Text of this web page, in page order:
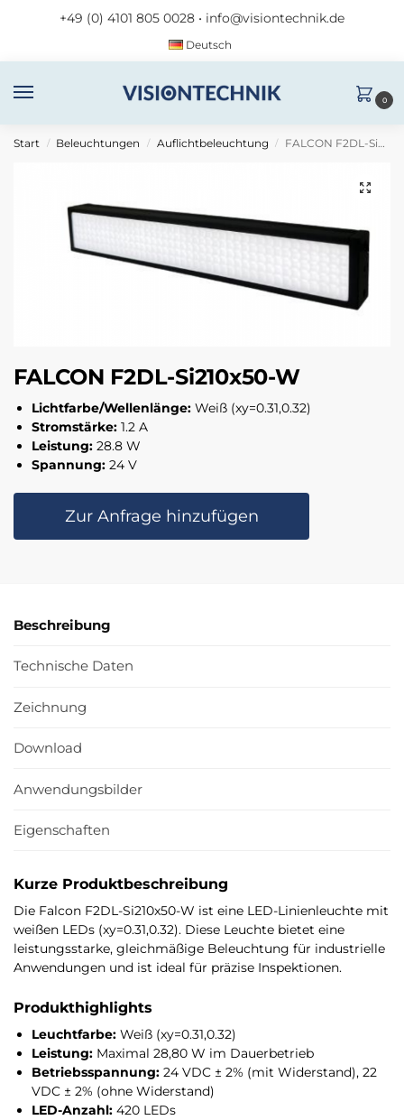
+49 (0) 4101 805 0028 • info@visiontechnik.de
Deutsch
0
Start / Beleuchtungen / Auflichtbeleuchtung / FALCON F2DL-Si210x50-W
FALCON F2DL-Si210x50-W
Lichtfarbe/Wellenlänge: Weiß (xy=0.31,0.32)
Stromstärke: 1.2 A
Leistung: 28.8 W
Spannung: 24 V
Zur Anfrage hinzufügen
Beschreibung
Technische Daten
Zeichnung
Download
Anwendungsbilder
Eigenschaften
Kurze Produktbeschreibung
Die Falcon F2DL-Si210x50-W ist eine LED-Linienleuchte mit
weißen LEDs (xy=0.31,0.32). Diese Leuchte bietet eine
leistungsstarke, gleichmäßige Beleuchtung für industrielle
Anwendungen und ist ideal für präzise Inspektionen.
Produkthighlights
Leuchtfarbe: Weiß (xy=0.31,0.32)
Leistung: Maximal 28,80 W im Dauerbetrieb
Betriebsspannung: 24 VDC ± 2% (mit Widerstand), 22
VDC ± 2% (ohne Widerstand)
LED-Anzahl: 420 LEDs